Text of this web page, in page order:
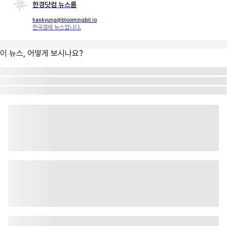
한경닷컴 뉴스룸
hankyung@bloomingbit.io
한국경제 뉴스입니다.
이 뉴스, 어떻게 보시나요?